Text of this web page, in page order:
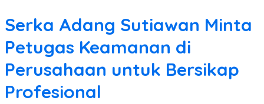
Serka Adang Sutiawan Minta
Petugas Keamanan di
Perusahaan untuk Bersikap
Profesional